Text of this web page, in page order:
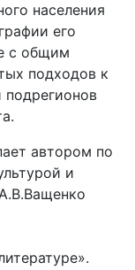
населения
его
с общим
подходов к
подрегионов
автором по
и